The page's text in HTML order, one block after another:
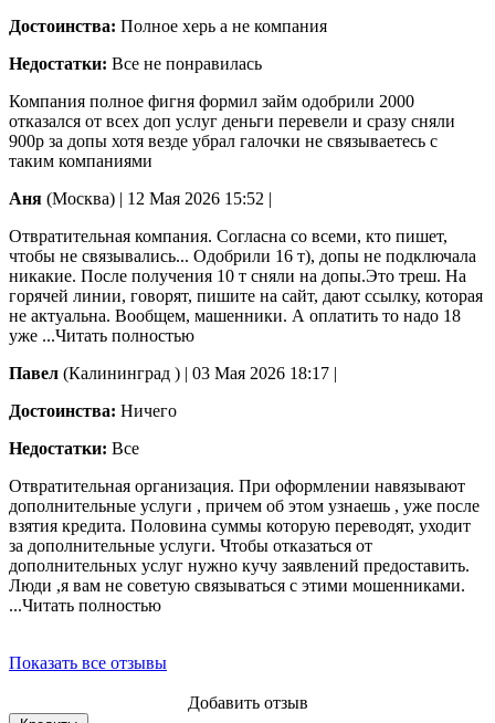
Достоинства: Полное херь а не компания
Недостатки: Все не понравилась
Компания полное фигня формил займ одобрили 2000
отказался от всех доп услуг деньги перевели и сразу сняли
900р за допы хотя везде убрал галочки не связываетесь с
таким компаниями
Аня (Москва) | 12 Мая 2026 15:52 |
Отвратительная компания. Согласна со всеми, кто пишет,
чтобы не связывались... Одобрили 16 т), допы не подключала
никакие. После получения 10 т сняли на допы.Это треш. На
горячей линии, говорят, пишите на сайт, дают ссылку, которая
не актуальна. Вообщем, машенники. А оплатить то надо 18
уже ...Читать полностью
Павел (Калининград ) | 03 Мая 2026 18:17 |
Достоинства: Ничего
Недостатки: Все
Отвратительная организация. При оформлении навязывают
дополнительные услуги , причем об этом узнаешь , уже после
взятия кредита. Половина суммы которую переводят, уходит
за дополнительные услуги. Чтобы отказаться от
дополнительных услуг нужно кучу заявлений предоставить.
Люди ,я вам не советую связываться с этими мошенниками.
...Читать полностью
Показать все отзывы
Добавить отзыв